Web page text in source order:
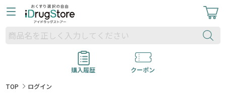
購入履歴
クーポン
TOP
ログイン